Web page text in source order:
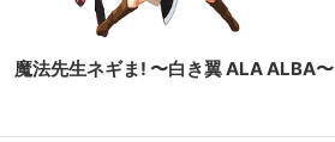
魔法先生ネギま! 〜白き翼 ALA ALBA〜